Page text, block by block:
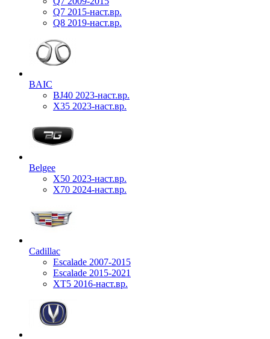
Q7 2015-наст.вр.
Q8 2019-наст.вр.
BAIC
BJ40 2023-наст.вр.
X35 2023-наст.вр.
Belgee
X50 2023-наст.вр.
X70 2024-наст.вр.
Cadillac
Escalade 2007-2015
Escalade 2015-2021
XT5 2016-наст.вр.